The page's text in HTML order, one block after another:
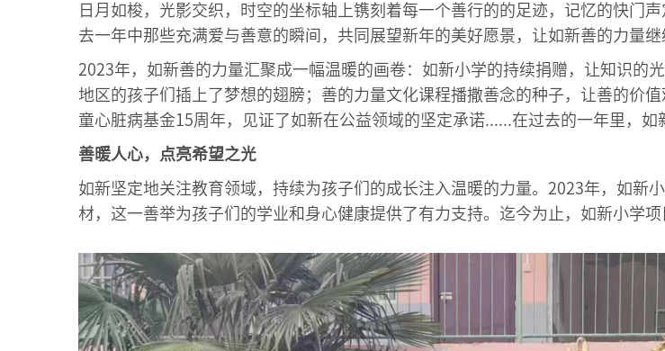
日月如梭，光影交织，时空的坐标轴上镌刻着每一个善行的的足迹，记忆的快门
去一年中那些充满爱与善意的瞬间，共同展望新年的美好愿景，让如新善的力量继
2023年，如新善的力量汇聚成一幅温暖的画卷：如新小学的持续捐赠，让知识的
地区的孩子们插上了梦想的翅膀；善的力量文化课程播撒善念的种子，让善的价
童心脏病基金15周年，见证了如新在公益领域的坚定承诺......在过去的一年里，如
善暖人心，点亮希望之光
如新坚定地关注教育领域，持续为孩子们的成长注入温暖的力量。2023年，如新
材，这一善举为孩子们的学业和身心健康提供了有力支持。迄今为止，如新小学